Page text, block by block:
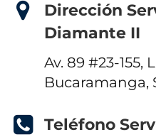
Dirección
Diamante II
Av. 89 #23-155,
Bucaramanga,
Teléfono